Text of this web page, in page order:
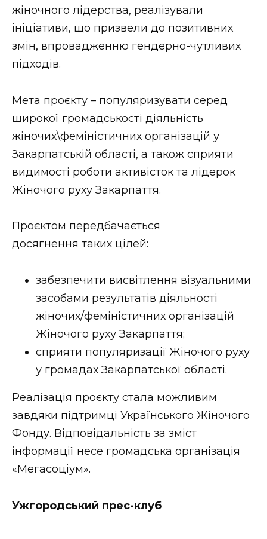
жіночного лідерства, реалізували
ініціативи, що призвели до позитивних
змін, впровадженню гендерно-чутливих
підходів.
Мета проєкту – популяризувати серед
широкої громадськості діяльність
жіночих\феміністичних організацій у
Закарпатській області, а також сприяти
видимості роботи активісток та лідерок
Жіночого руху Закарпаття.
Проєктом передбачається
досягнення таких цілей:
забезпечити висвітлення візуальними
засобами результатів діяльності
жіночих/феміністичних організацій
Жіночого руху Закарпаття;
сприяти популяризації Жіночого руху
у громадах Закарпатської області.
Реалізація проєкту стала можливим
завдяки підтримці Українського Жіночого
Фонду. Відповідальність за зміст
інформації несе громадська організація
«Мегасоціум».
Ужгородський прес-клуб